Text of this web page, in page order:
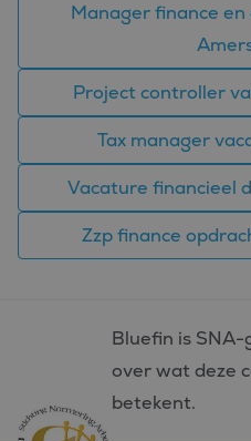
Manager finance
Project controller
Tax manager
Vacature financieel
Zzp finance
Bluefin is
over wat deze
betekent.